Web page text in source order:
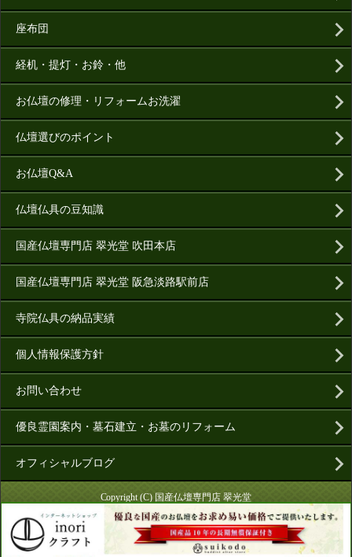
座布団
経机・提灯・お鈴・他
お仏壇の修理・リフォームお洗濯
仏壇選びのポイント
お仏壇Q&A
仏壇仏具の豆知識
国産仏壇専門店 翠光堂 吹田本店
国産仏壇専門店 翠光堂 阪急淡路駅前店
寺院仏具の納品実績
個人情報保護方針
お問い合わせ
優良霊園案内・墓石建立・お墓のリフォーム
オフィシャルブログ
Copyright (C) 国産仏壇専門店 翠光堂